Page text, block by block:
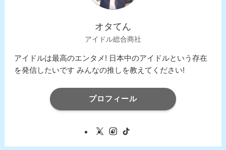
オタてん
アイドル総合商社
アイドルは最高のエンタメ! 日本中のアイドルという存在
を発信したいです みんなの推しを教えてください!
プロフィール